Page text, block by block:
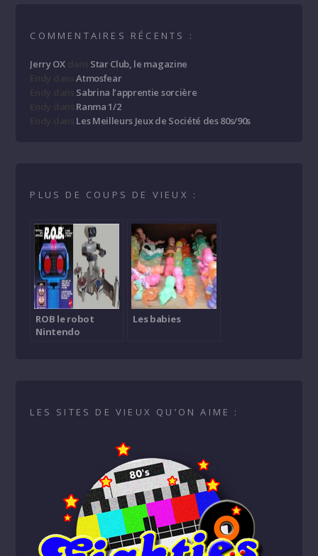
COMMENTAIRES RÉCENTS :
Jerry OXdans Star Club, le magazine
dansAtmosfear
Sabrina l’apprentie sorcière
Ranma 1/2
Les Meilleurs Jeux de Société des 80s/90s
PLUS DE COUPS DE VIEUX :
ROB le robot
Nintendo
Les babies
LES SITES DE VIEUX QU’ON AIME :